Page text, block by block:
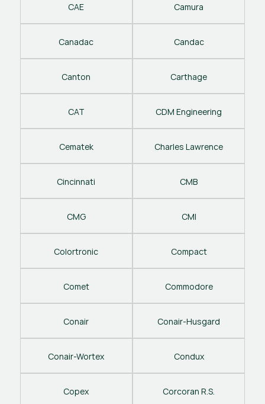
CAE Camura
Canadac Candac
Canton Carthage
CAT CDM Engineering
Cematek Charles Lawrence
Cincinnati CMB
CMG CMI
Colortronic Compact
Comet Commodore
Conair Conair-Husgard
Conair-Wortex Condux
Copex Corcoran R.S.